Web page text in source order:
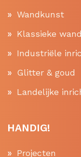
Wandkunst
Klassieke
Industriële
Glitter & goud
Landelijke
HANDIG!
Projecten